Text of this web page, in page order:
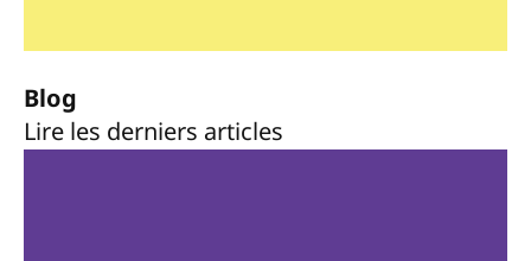
Blog
Lire les derniers articles